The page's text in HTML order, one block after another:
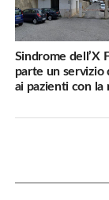
Sindrome dell’X
parte un servizio
ai pazienti con la